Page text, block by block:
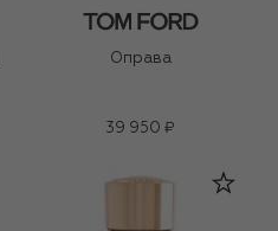
Оправа
39 950 ₽